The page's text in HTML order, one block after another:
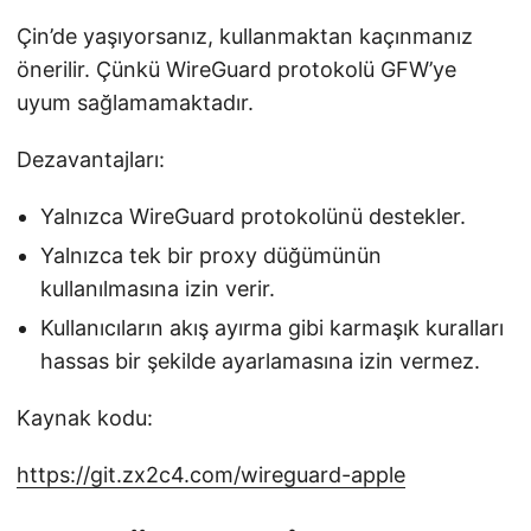
Çin’de yaşıyorsanız, kullanmaktan kaçınmanız
önerilir. Çünkü WireGuard protokolü GFW’ye
uyum sağlamamaktadır.
Dezavantajları:
Yalnızca WireGuard protokolünü destekler.
Yalnızca tek bir proxy düğümünün
kullanılmasına izin verir.
Kullanıcıların akış ayırma gibi karmaşık kuralları
hassas bir şekilde ayarlamasına izin vermez.
Kaynak kodu:
https://git.zx2c4.com/wireguard-apple